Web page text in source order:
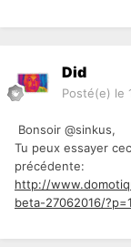
Did
Posté(e) le
Bonsoir @sinkus,
Tu peux essayer
précédente:
http://
beta-27062016/